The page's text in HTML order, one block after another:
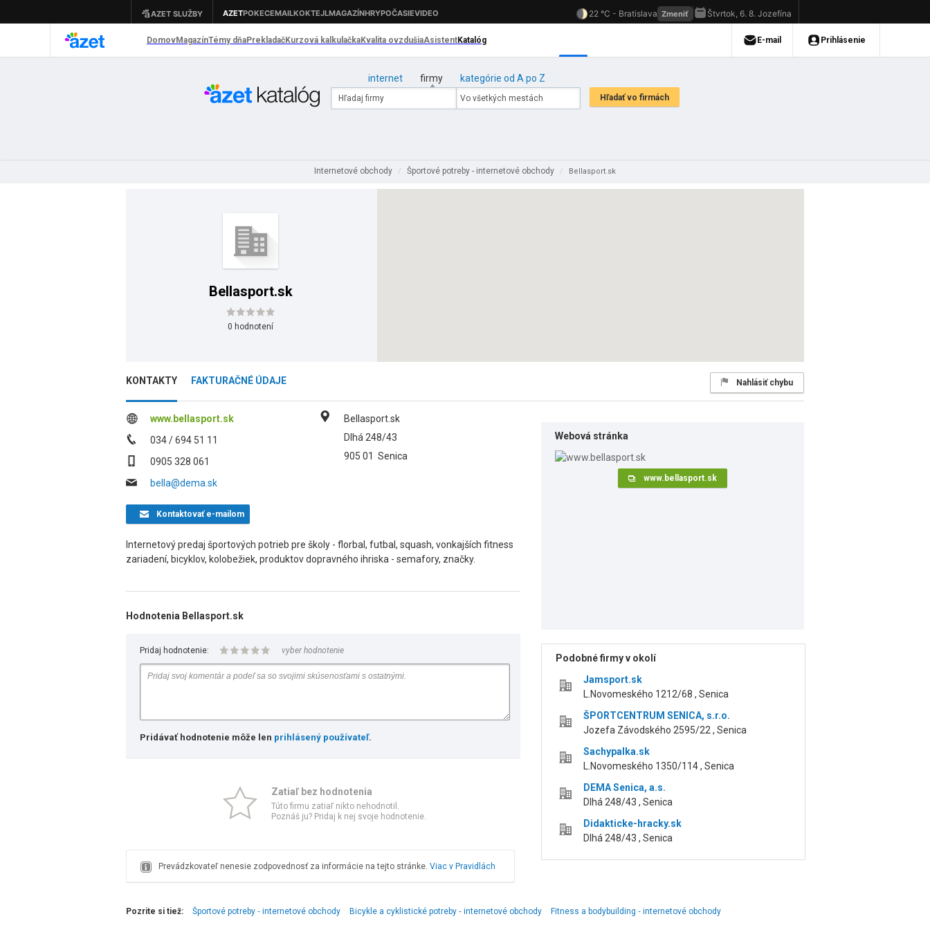
internet firmy kategórie od A po Z
Internetové obchody / Športové potreby - internetové obchody / Bellasport.sk
Bellasport.sk
0 hodnotení
KONTAKTY FAKTURAČNÉ ÚDAJE Nahlásiť chybu
www.bellasport.sk
034 / 694 51 11
0905 328 061
bella@dema.sk
Bellasport.sk
Dlhá 248/43
905 01 Senica
Kontaktovaťe-mailom
Internetový predaj športových potrieb pre školy - florbal, futbal, squash, vonkajších fitness
zariadení, bicyklov, kolobežiek, produktov dopravného ihriska - semafory, značky.
Hodnotenia Bellasport.sk
Pridaj hodnotenie: vyber hodnotenie
Pridávať hodnotenie môže len prihlásený používateľ.
Zatiaľ bez hodnotenia
Túto firmu zatiaľ nikto nehodnotil.
Poznáš ju? Pridaj k nej svoje hodnotenie.
Prevádzkovateľ nenesie zodpovednosť za informácie na tejto stránke. Viac v Pravidlách
Webová stránka
www.bellasport.sk
Podobné firmy v okolí
Jamsport.sk
L.Novomeského 1212/68 , Senica
ŠPORTCENTRUM SENICA, s.r.o.
Jozefa Závodského 2595/22 , Senica
Sachypalka.sk
L.Novomeského 1350/114 , Senica
DEMA Senica, a.s.
Dlhá 248/43 , Senica
Didakticke-hracky.sk
Dlhá 248/43 , Senica
Pozrite si tiež: Športové potreby ‑ internetové obchody Bicykle a cyklistické potreby ‑ internetové obchody Fitness a bodybuilding ‑ internetové obchody